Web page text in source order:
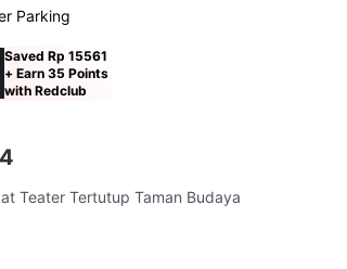
Parking
Saved Rp 15561
+ Earn 35 Points
with Redclub
Teater Tertutup Taman Budaya